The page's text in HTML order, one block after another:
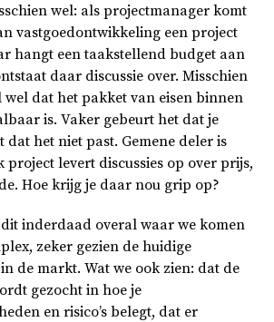
wel: als projectmanager komt
vastgoedontwikkeling een project
hangt een taakstellend budget aan
daar discussie over. Misschien
wel dat het pakket van eisen binnen
is. Vaker gebeurt het dat je
dat het niet past. Gemene deler is
project levert discussies op over prijs,
Hoe krijg je daar nou grip op?
dit inderdaad overal waar we komen
zeker gezien de huidige
de markt. Wat we ook zien: dat de
gezocht in hoe je
en risico’s belegt, dat er